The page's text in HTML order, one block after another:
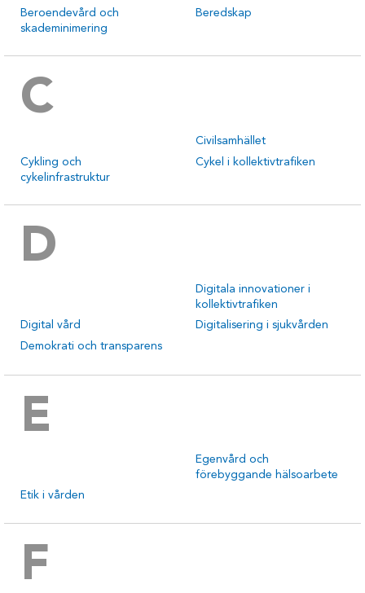
Beroendevård och
skademinimering
Beredskap
C
Civilsamhället
Cykling och
cykelinfrastruktur
Cykel i kollektivtrafiken
D
Digitala innovationer i
kollektivtrafiken
Digital vård
Digitalisering i sjukvården
Demokrati och transparens
E
Egenvård och
förebyggande hälsoarbete
Etik i vården
F